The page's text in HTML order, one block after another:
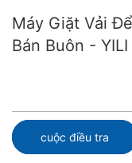
Máy Giặt Vải
Bán Buôn - YILI
cuộc điều tra